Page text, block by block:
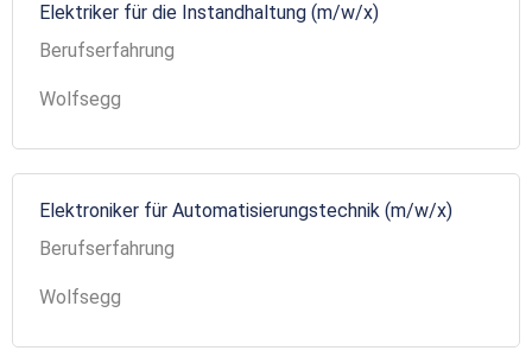
Elektriker für die Instandhaltung (m/w/x)
Berufserfahrung
Wolfsegg
Elektroniker für Automatisierungstechnik (m/w/x)
Berufserfahrung
Wolfsegg